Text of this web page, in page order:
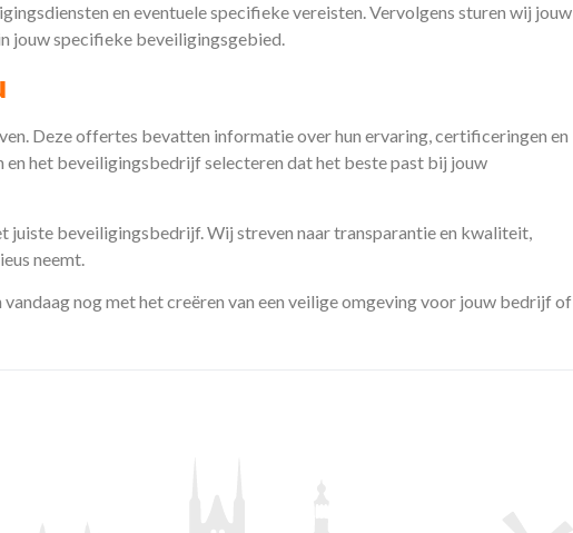
en eventuele specifieke vereisten. Vervolgens sturen wij jouw
jouw specifieke beveiligingsgebied.
Deze offertes bevatten informatie over hun ervaring, certificeringen en
het beveiligingsbedrijf selecteren dat het beste past bij jouw
juiste beveiligingsbedrijf. Wij streven naar transparantie en kwaliteit,
neemt.
nog met het creëren van een veilige omgeving voor jouw bedrijf of